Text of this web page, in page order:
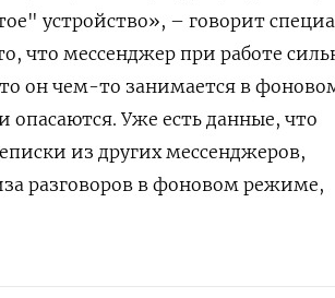
устройство», – говорит
что мессенджер при работе
он чем-то занимается в
Уже есть данные, что
из других мессенджеров,
разговоров в фоновом режиме,